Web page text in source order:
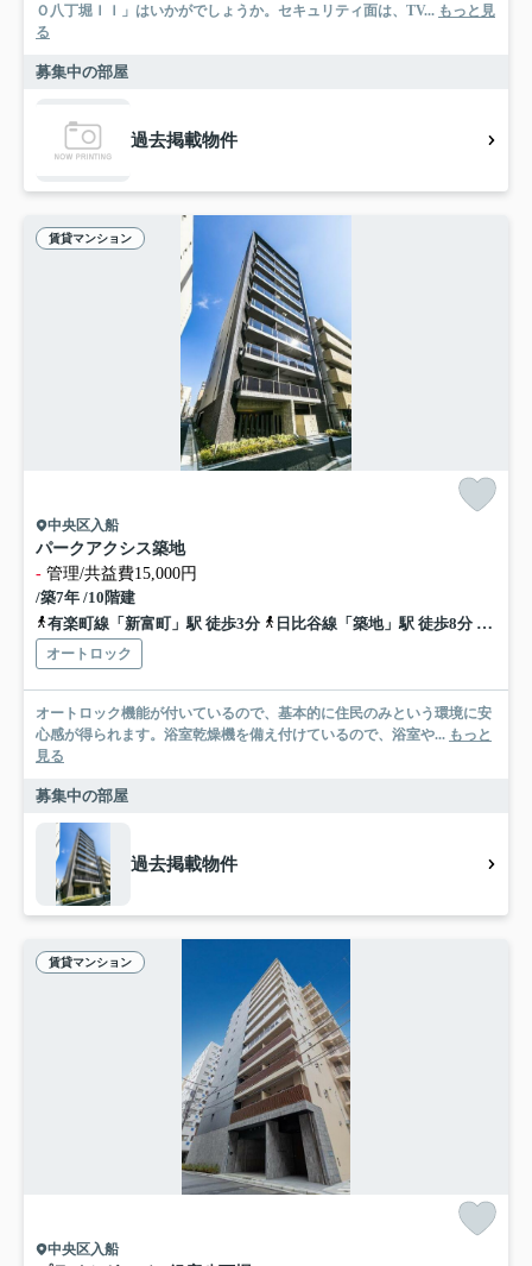
Ｏ八丁堀ＩＩ」はいかがでしょうか。セキュリティ面は、TV... もっと見
る
募集中の部屋
過去掲載物件
賃貸マンション
中央区入船
パークアクシス築地
- 管理/共益費15,000円
/築7年 /10階建
有楽町線「新富町」駅 徒歩3分
日比谷線「築地」駅 徒歩8分 京葉
オートロック
オートロック機能が付いているので、基本的に住民のみという環境に安
心感が得られます。浴室乾燥機を備え付けているので、浴室や... もっと
見る
募集中の部屋
過去掲載物件
賃貸マンション
中央区入船